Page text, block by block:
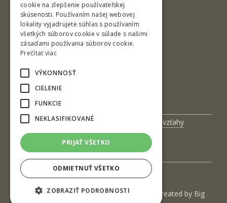
Ul. T. G. Masaryka 24
960 01 Zvolen
Univerzitný magazín
Medzinárodné vzťahy
Veda a výskum
Zamestnanci
Kontakt
(c) 2017 Technická univerzita vo Zvolene | Created by Big
cookie na zlepšenie používateľskej
skúsenosti. Používaním našej webovej
lokality vyjadrujete súhlas s používaním
všetkých súborov cookie v súlade s našimi
zásadami používania súborov cookie.
Prečítať viac
VÝKONNOSŤ
CIELENIE
FUNKCIE
NEKLASIFIKOVANÉ
PRIJAŤ VŠETKO
ODMIETNUŤ VŠETKO
ZOBRAZIŤ PODROBNOSTI